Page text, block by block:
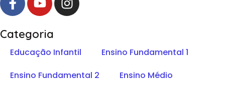
Categoria
Educação Infantil
Ensino Fundamental 1
Ensino Fundamental 2
Ensino Médio